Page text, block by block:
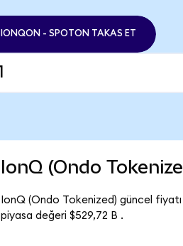
IONQON - SPOTON TAKAS ET
IonQ (Ondo
IonQ (Ondo Tokenized) güncel
piyasa değeri $529,72 B .